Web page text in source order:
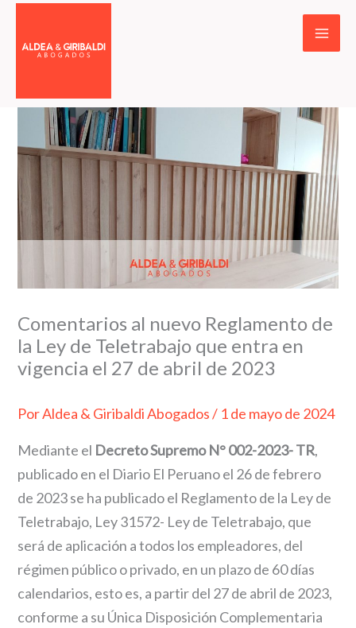
contenido
Comentarios al nuevo Reglamento de
la Ley de Teletrabajo que entra en
vigencia el 27 de abril de 2023
PorAldea & Giribaldi Abogados/ 1 de mayo de 2024
Mediante el Decreto Supremo N° 002-2023- TR,
publicado en el Diario El Peruano el 26 de febrero
de 2023 se ha publicado el Reglamento de la Ley de
Teletrabajo, Ley 31572- Ley de Teletrabajo, que
será de aplicación a todos los empleadores, del
régimen público o privado, en un plazo de 60 días
calendarios, esto es, a partir del 27 de abril de 2023,
conforme a su Única Disposición Complementaria